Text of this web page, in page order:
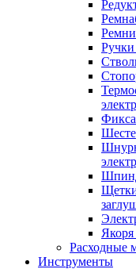
Расходные
Инструменты